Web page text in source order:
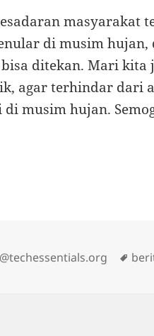
masyarakat
di musim
ditekan. Mari kita
agar terhindar dari
musim hujan.